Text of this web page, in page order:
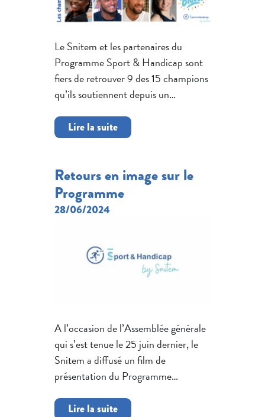
Le Snitem et les partenaires du
Programme Sport & Handicap sont
fiers de retrouver 9 des 15 champions
qu’ils soutiennent depuis un…
Lire la suite
Retours en image sur le
Programme
28/06/2024
A l’occasion de l’Assemblée générale
qui s’est tenue le 25 juin dernier, le
Snitem a diffusé un film de
présentation du Programme…
Lire la suite